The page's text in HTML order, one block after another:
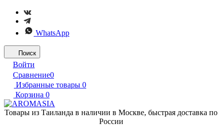
WhatsApp
Поиск
Войти
Сравнение0
Избранные товары 0
Корзина 0
Товары из Таиланда в наличии в Москве, быстрая доставка по
России